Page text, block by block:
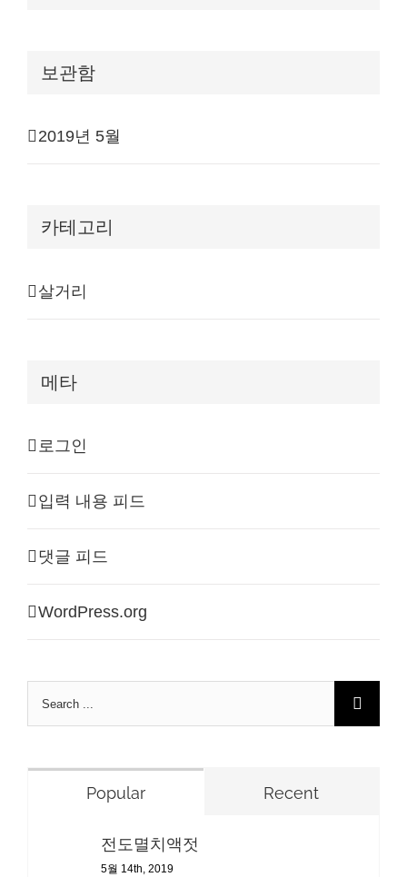
보관함
2019년 5월
카테고리
살거리
메타
로그인
입력 내용 피드
댓글 피드
WordPress.org
Search
Popular Recent
전도멸치액젓
5월 14th, 2019